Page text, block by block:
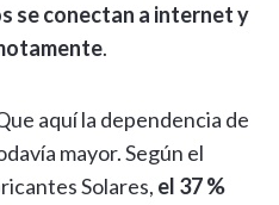
se conectan a internet y
.
aquí la dependencia de
mayor. Según el
Solares, el 37 %